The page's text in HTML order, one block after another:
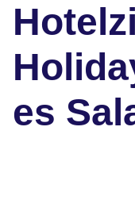
es